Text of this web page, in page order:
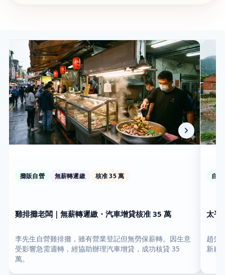
攤販自營 無薪轉遲繳 核准 35 萬
雞排攤老闆｜無薪轉遲繳・汽車增貸核准 35 萬
李先生自營雞排攤，雖有營業登記但無勞保薪轉。因生意
受影響急需週轉，經協助辦理汽車增貸，成功核貸 35
萬。
自
太平
趙先
新農